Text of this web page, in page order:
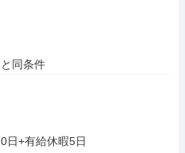
日+有給休暇5日